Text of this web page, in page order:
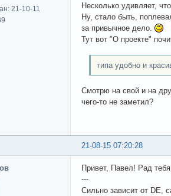
21-10-11
Несколько удивляет,
Ну, стало быть,
за привычное дело.
Тут вот "О проекте"
типа удобно и
Смотрю на свой и на
чего-то не заметил?
21-08-15 07:20:28
Привет, Павел! Рад
---
Сильно зависит от DE,